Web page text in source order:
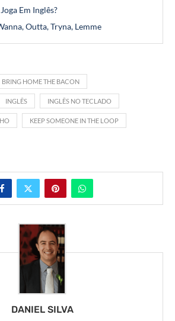
Em Inglês?
Outta, Tryna, Lemme
BRING HOME THE BACON
INGLÊS INGLÊS NO TECLADO
KEEP SOMEONE IN THE LOOP
DANIEL SILVA